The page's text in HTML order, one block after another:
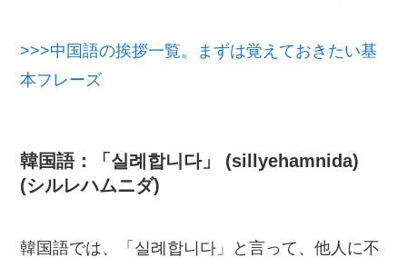
>>>中国語の挨拶一覧。まずは覚えておきたい基
本フレーズ
韓国語：「실례합니다」 (sillyehamnida)
(シルレハムニダ)
韓国語では、「실례합니다」と言って、他人に不